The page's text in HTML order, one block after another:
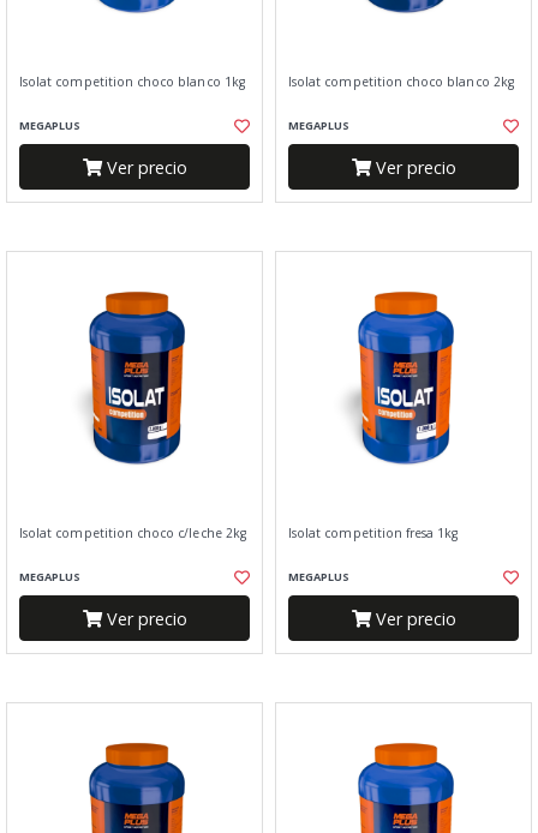
Isolat competition choco blanco 1kg
MEGAPLUS
Ver precio
Isolat competition choco blanco 2kg
MEGAPLUS
Ver precio
Isolat competition choco c/leche 2kg
MEGAPLUS
Ver precio
Isolat competition fresa 1kg
MEGAPLUS
Ver precio